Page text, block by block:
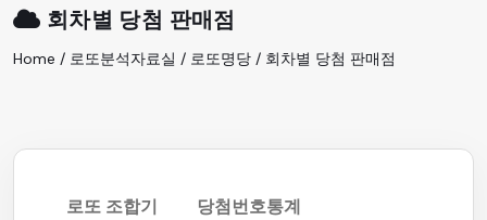
회차별 당첨 판매점
Home / 로또분석자료실 / 로또명당 / 회차별 당첨 판매점
로또 조합기
당첨번호통계
갤러리 & 동영상